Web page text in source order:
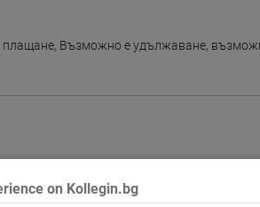
on Kollegin.bg
плащане, Възможно е удължаване,